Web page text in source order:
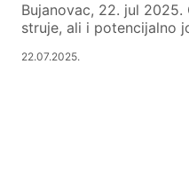
Bujanovac, 22. jul
struje, ali i potencijalno
22.07.2025.